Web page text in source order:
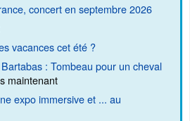
concert en septembre 2026
vacances cet été ?
: Tombeau pour un cheval
maintenant
expo immersive et ... au